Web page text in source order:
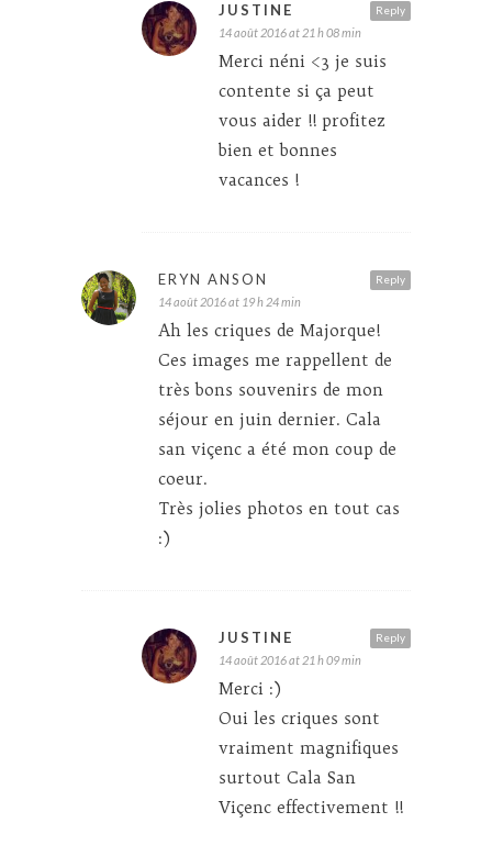
Reply
JUSTINE
14 août 2016 at 21 h 08 min
Merci néni <3 je suis
contente si ça peut
vous aider !! profitez
bien et bonnes
vacances !
Reply
ERYN ANSON
14 août 2016 at 19 h 24 min
Ah les criques de Majorque!
Ces images me rappellent de
très bons souvenirs de mon
séjour en juin dernier. Cala
san viçenc a été mon coup de
coeur.
Très jolies photos en tout cas
:)
Reply
JUSTINE
14 août 2016 at 21 h 09 min
Merci :)
Oui les criques sont
vraiment magnifiques
surtout Cala San
Viçenc effectivement !!